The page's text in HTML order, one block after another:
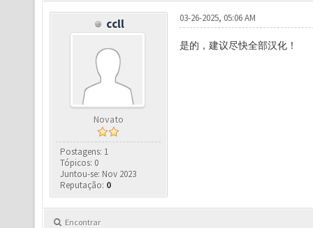
ccll
Novato
Postagens: 1
Tópicos: 0
Juntou-se: Nov 2023
Reputação: 0
03-26-2025, 05:06 AM
是的，建议尽快全部汉化！
Encontrar